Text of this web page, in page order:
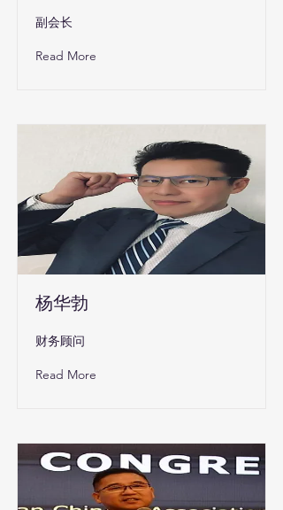
副会长
Read More
杨华勃
财务顾问
Read More